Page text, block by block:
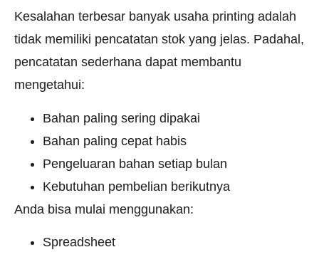
Kesalahan terbesar banyak usaha printing adalah
tidak memiliki pencatatan stok yang jelas. Padahal,
pencatatan sederhana dapat membantu
mengetahui:
Bahan paling sering dipakai
Bahan paling cepat habis
Pengeluaran bahan setiap bulan
Kebutuhan pembelian berikutnya
Anda bisa mulai menggunakan:
Spreadsheet